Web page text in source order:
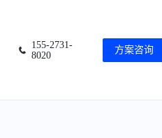
155-2731-
8020
方案咨询